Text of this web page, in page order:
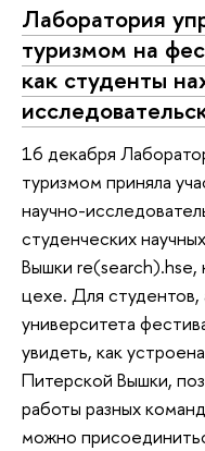
Лаборатория
туризмом на
как студенты
16 декабря
туризмом приняла
научно-
студенческих
Вышки re(search).hse,
цехе. Для студентов,
университета
увидеть, как
Питерской Вышки,
работы разных
можно